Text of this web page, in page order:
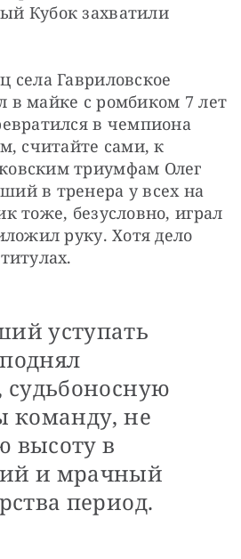
Кубок захватили
села Гавриловское
в майке с ромбиком 7 лет
в чемпиона
считайте сами, к
триумфам Олег
в тренера у всех на
тоже, безусловно, играл
руку. Хотя дело
уступать
судьбоносную
команду, не
высоту в
и мрачный
период.